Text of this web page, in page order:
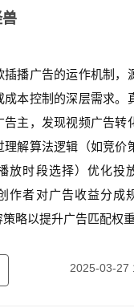
插播广告的运作机制，
成本控制的深层需求。
告主，发现视频广告转
解算法逻辑（如竞价
放时段选择）优化投
作者对广告收益分成
略以提升广告匹配权重
2025-03-27